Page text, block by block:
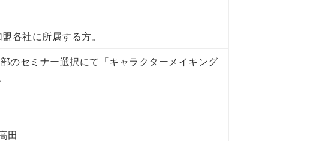
各社に所属する方。
のセミナー選択にて「キャラクターメイキング
田